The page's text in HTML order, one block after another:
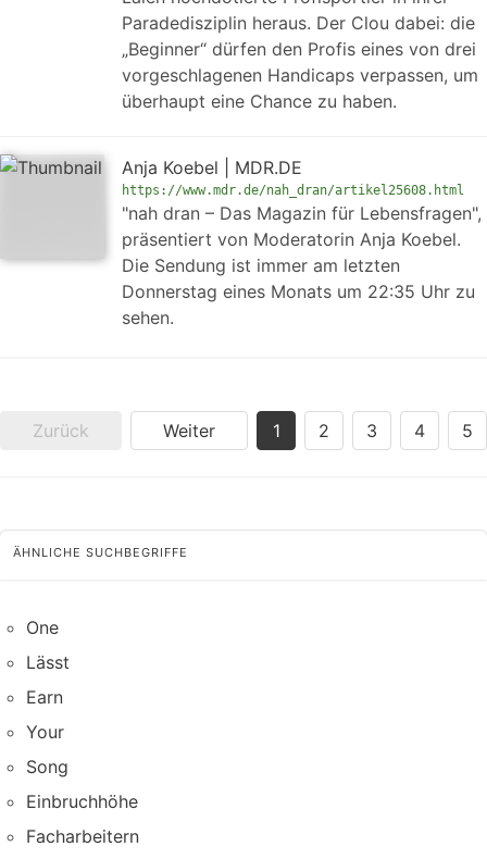
Paradedisziplin heraus. Der Clou dabei: die
„Beginner“ dürfen den Profis eines von drei
vorgeschlagenen Handicaps verpassen, um
überhaupt eine Chance zu haben.
Anja Koebel | MDR.DE
https://www.mdr.de/nah_dran/artikel25608.html
"nah dran – Das Magazin für Lebensfragen",
präsentiert von Moderatorin Anja Koebel.
Die Sendung ist immer am letzten
Donnerstag eines Monats um 22:35 Uhr zu
sehen.
Zurück Weiter 1 2 3 4 5
ÄHNLICHE SUCHBEGRIFFE
One
Lässt
Earn
Your
Song
Einbruchhöhe
Facharbeitern